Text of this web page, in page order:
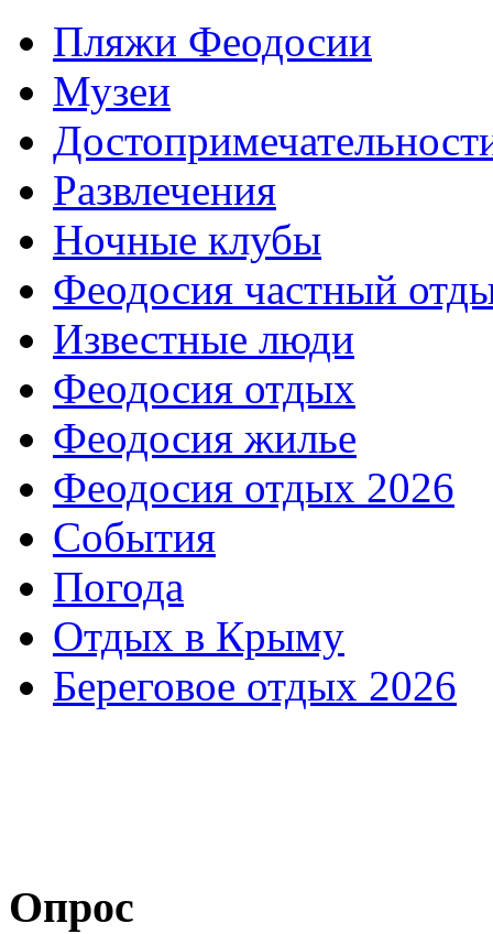
Пляжи Феодосии
Музеи
Развлечения
Ночные клубы
Феодосия частный
Известные люди
Феодосия отдых
Феодосия жилье
Феодосия отдых 2026
События
Погода
Отдых в Крыму
Береговое отдых 2026
Опрос